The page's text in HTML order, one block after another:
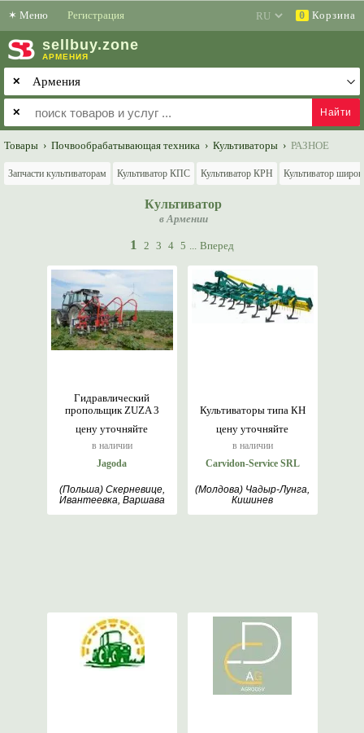
✶ Меню Регистрация 0 Корзина
sell buy.zone
АРМЕНИЯ
✕
✕
Товары › Почвообрабатывающая техника › Культиваторы › РАЗНОЕ
Запчасти культиваторам Культиватор КПС Культиватор КРН Культиватор
Культиватор
в Армении
1 2 3 4 5 ... Вперед
цену уточняйте
в наличии
Гидравлический
пропольщик ZUZA 3
Jagoda
(Польша) Скерневице,
Ивантеевка, Варшава
цену уточняйте
в наличии
Культиваторы типа КН
Carvidon-Service SRL
(Молдова) Чадыр-Лунга,
Кишинев